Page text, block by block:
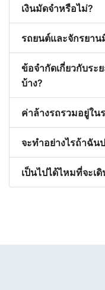
เงินมัดจำหรือไม่?
รถยนต์และจักรยา
ข้อจำกัดเกี่ยวกับระ
บ้าง?
ค่าล้างรถรวมอยู่ใน
จะทำอย่างไรถ้าฉัน
เป็นไปได้ไหมที่จะเ